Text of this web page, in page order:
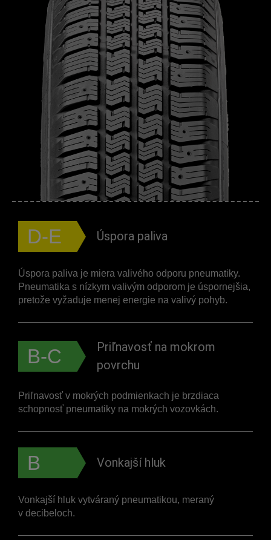
D-E Úspora paliva
Úspora paliva je miera valivého odporu pneumatiky.
Pneumatika s nízkym valivým odporom je úspornejšia,
pretože vyžaduje menej energie na valivý pohyb.
B-C
Priľnavosť na mokrom
povrchu
Priľnavosť v mokrých podmienkach je brzdiaca
schopnosť pneumatiky na mokrých vozovkách.
B Vonkajší hluk
Vonkajší hluk vytváraný pneumatikou, meraný
v decibeloch.